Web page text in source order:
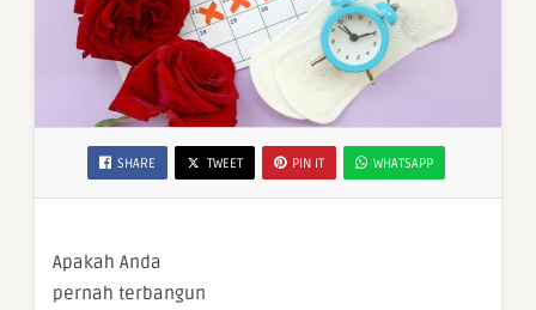
SHARE TWEET PIN IT WHATSAPP
Apakah Anda
pernah terbangun